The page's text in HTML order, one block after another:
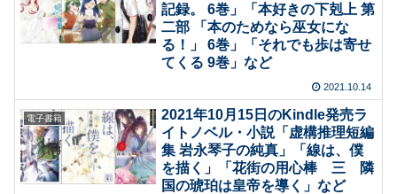
記録。 6巻」「本好きの下剋上 第
二部 「本のためなら巫女にな
る！」 6巻」「それでも歩は寄せ
てくる 9巻」など
2021.10.14
電子書籍
2021年10月15日のKindle発売ラ
イトノベル・小説「虚構推理短編
集 岩永琴子の純真」「線は、僕
を描く」「花街の用心棒 三 隣
国の琥珀は皇帝を導く」など